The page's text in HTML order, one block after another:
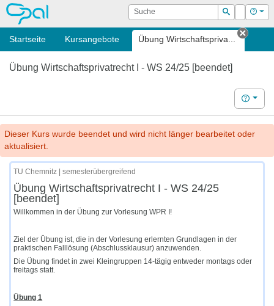
OPAL Suche
Suchen
Login Hilfe
Startseite Kursangebote Übung Wirtschaftspriva...
Tab
Übung Wirtschaftsprivatrecht I - WS 24/25 [beendet]
Hilfe
Dieser Kurs wurde beendet und wird nicht länger bearbeitet oder
aktualisiert.
TU Chemnitz | semesterübergreifend
Übung Wirtschaftsprivatrecht I - WS 24/25
[beendet]
Willkommen in der Übung zur Vorlesung WPR I!
Ziel der Übung ist, die in der Vorlesung erlernten Grundlagen in der
praktischen Falllösung (Abschlussklausur) anzuwenden.
Die Übung findet in zwei Kleingruppen 14-tägig entweder montags oder
freitags statt.
Übung 1